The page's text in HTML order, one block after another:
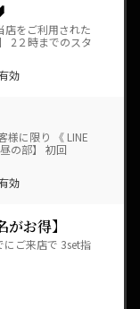
をご利用された
2２時までのスタ
効
様に限り 《 LINE
の部】 初回
効
お得】
ご来店で 3set指